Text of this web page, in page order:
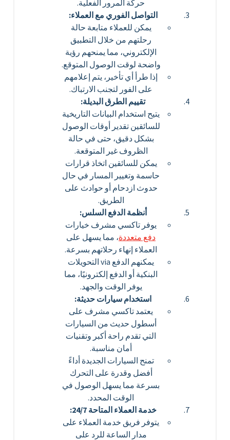
حركة المرور الفعلية.
التواصل الفوري مع العملاء:
يمكن للعملاء متابعة حالة
رحلتهم من خلال التطبيق
الإلكتروني، مما يمنحهم رؤية
واضحة لوقت الوصول المتوقع.
إذا طرأ أي تأخير، يتم إعلامهم
على الفور لتجنب الارتباك.
تقييم الطرق البديلة:
يتيح استخدام البيانات التاريخية
للسائقين تقدير أوقات الوصول
بشكل دقيق، حتى في حالة
الظروف غير المتوقعة.
يمكن للسائقين اتخاذ قرارات
حاسمة وتغيير المسار في حال
حدوث ازدحام أو حوادث على
الطريق.
أنظمة الدفع السلس:
يوفر تاكسي مشرف خيارات
دفع متعددة، مما يسهل على
العملاء إنهاء رحلاتهم بسرعة.
يمكنهم الدفع via التحويلات
البنكية أو الدفع إلكترونيًا، مما
يوفر الوقت والجهد.
استخدام سيارات حديثة:
يعتمد تاكسي مشرف على
أسطول حديث من السيارات
التي تقدم راحة أكبر وتقنيات
أمان مناسبة.
تمنح السيارات الجديدة أداءً
أفضل وقدرة على التحرك
بسرعة مما يسهل الوصول في
الوقت المحدد.
خدمة العملاء المتاحة 24/7:
يتوفر فريق خدمة العملاء على
مدار الساعة للرد على